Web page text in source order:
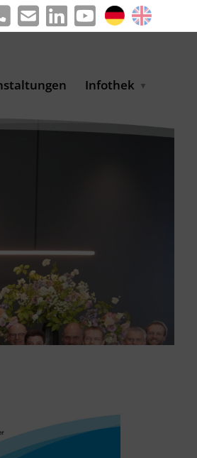
Infothek
Informationen